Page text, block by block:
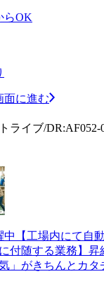
らOK
面に進む
ライブ/DR:AF052-
中【工場内にて自
付随する業務】
」がきちんとカタ